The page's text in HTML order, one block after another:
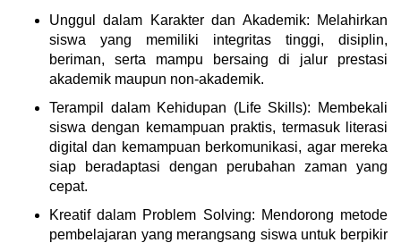
Unggul dalam Karakter dan Akademik: Melahirkan
siswa yang memiliki integritas tinggi, disiplin,
beriman, serta mampu bersaing di jalur prestasi
akademik maupun non-akademik.
Terampil dalam Kehidupan (Life Skills): Membekali
siswa dengan kemampuan praktis, termasuk literasi
digital dan kemampuan berkomunikasi, agar mereka
siap beradaptasi dengan perubahan zaman yang
cepat.
Kreatif dalam Problem Solving: Mendorong metode
pembelajaran yang merangsang siswa untuk berpikir